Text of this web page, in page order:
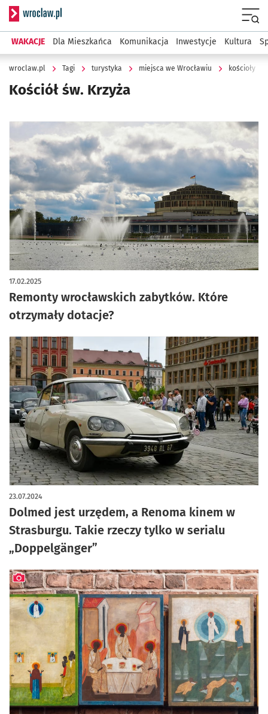
Serwis informacyjny wroclaw.pl
WAKACJE Dla Mieszkańca Komunikacja Inwestycje Kultura
wroclaw.pl Tagi turystyka miejsca we Wrocławiu kościoły
Kościół św. Krzyża
Remonty wrocławskich zabytków. Które
otrzymały dotacje?
17.02.2025
Dolmed jest urzędem, a Renoma kinem w
Strasburgu. Takie rzeczy tylko w serialu
„Doppelgänger”
23.07.2024